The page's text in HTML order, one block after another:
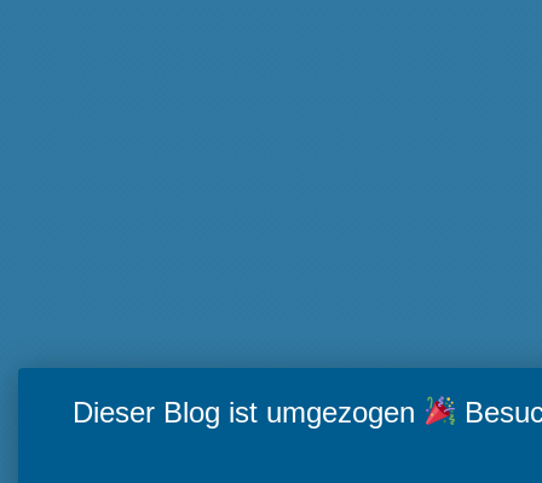
Dieser Blog ist umgezogen